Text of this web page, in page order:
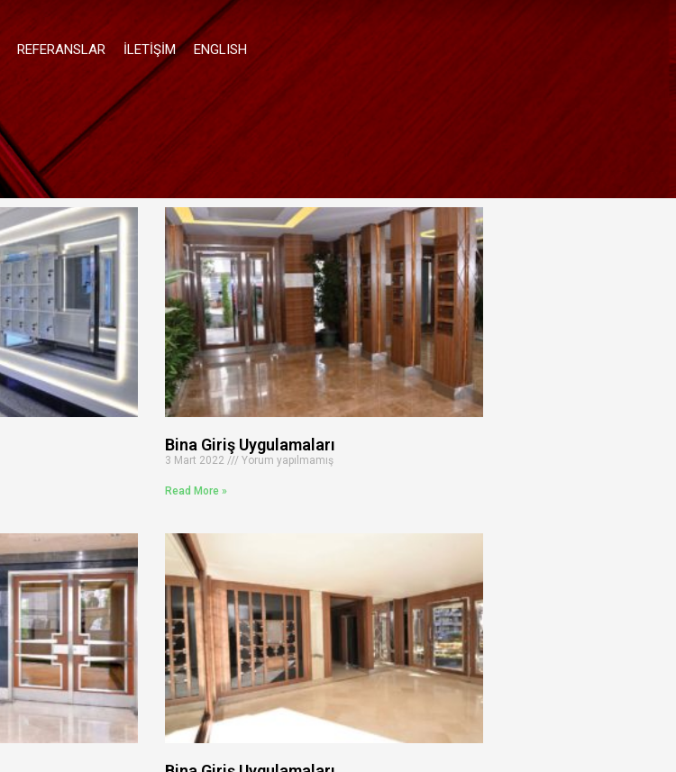
REFERANSLAR İLETIŞIM ENGLISH
Bina Giriş Uygulamaları
3 Mart 2022 Yorum yapılmamış
Read More »